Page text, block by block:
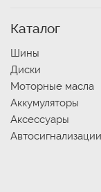
Каталог
Шины
Диски
Моторные масла
Аккумуляторы
Аксессуары
Автосигнализации